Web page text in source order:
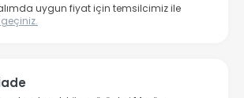
uygun fiyat için temsilcimiz ile